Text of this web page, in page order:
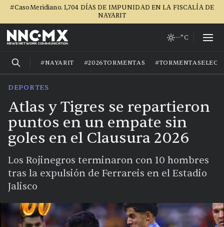
#CasoMeridiano. 1,704 DÍAS DE IMPUNIDAD EN LA FISCALÍA DE
NAYARIT
--°C
#NAYARIT #2026TORMENTAS
DEPORTES
Atlas y Tigres se repartieron
puntos en un empate sin
goles en el Clausura 2026
Los Rojinegros terminaron con 10 hombres
tras la expulsión de Ferrareis en el Estadio
Jalisco